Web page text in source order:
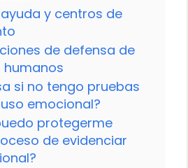
y centros de
de defensa de
humanos
si no tengo pruebas
emocional?
protegerme
de evidenciar